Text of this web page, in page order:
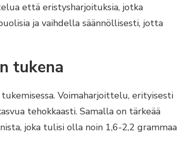
että eristysharjoituksia, jotka
ja vaihdella säännöllisesti, jotta
tukena
Voimaharjoittelu, erityisesti
tehokkaasti. Samalla on tärkeää
joka tulisi olla noin 1,6-2,2 grammaa